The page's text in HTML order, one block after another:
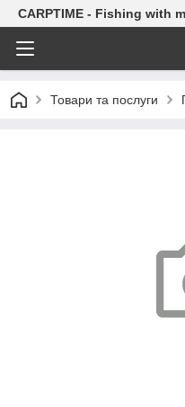
CARPTIME - Fishing with
Товари та послуги